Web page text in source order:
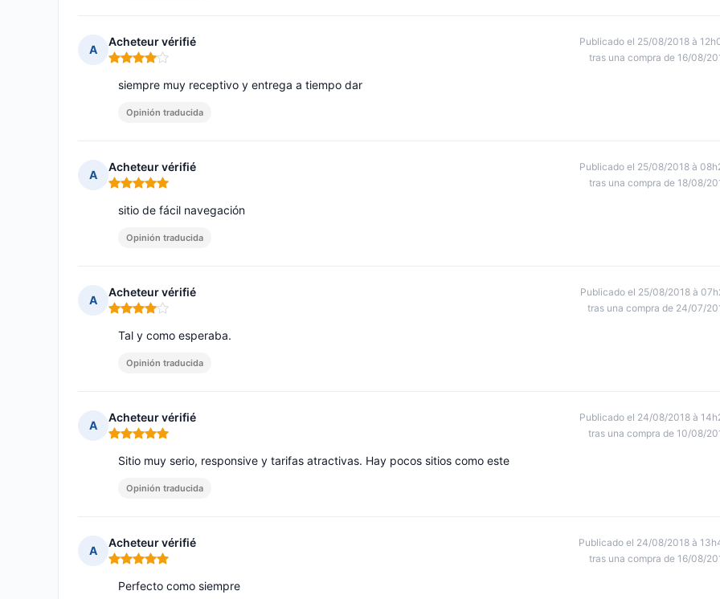
A
Acheteur vérifié
Nota: 4 de 5
Publicado el 25/08/2018 à
tras una compra de 16/08/
siempre muy receptivo y entrega a tiempo dar
Opinión traducida
A
Acheteur vérifié
Nota: 5 de 5
Publicado el 25/08/2018 à
tras una compra de 18/08/
sitio de fácil navegación
Opinión traducida
A
Acheteur vérifié
Nota: 4 de 5
Publicado el 25/08/2018 à
tras una compra de 24/07/
Tal y como esperaba.
Opinión traducida
A
Acheteur vérifié
Nota: 5 de 5
Publicado el 24/08/2018 à
tras una compra de 10/08/
Sitio muy serio, responsive y tarifas atractivas. Hay pocos sitios como este
Opinión traducida
A
Acheteur vérifié
Nota: 5 de 5
Publicado el 24/08/2018 à
tras una compra de 16/08/
Perfecto como siempre